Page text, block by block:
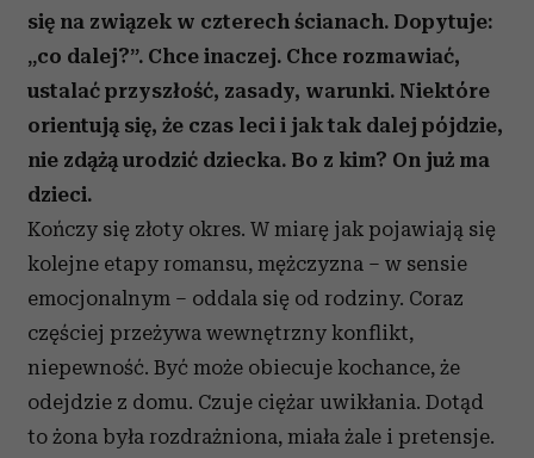
się na związek w czterech ścianach. Dopytuje:
„co dalej?”. Chce inaczej. Chce rozmawiać,
ustalać przyszłość, zasady, warunki. Niektóre
orientują się, że czas leci i jak tak dalej pójdzie,
nie zdążą urodzić dziecka. Bo z kim? On już ma
dzieci.
Kończy się złoty okres. W miarę jak pojawiają się
kolejne etapy romansu, mężczyzna – w sensie
emocjonalnym – oddala się od rodziny. Coraz
częściej przeżywa wewnętrzny konflikt,
niepewność. Być może obiecuje kochance, że
odejdzie z domu. Czuje ciężar uwikłania. Dotąd
to żona była rozdrażniona, miała żale i pretensje.